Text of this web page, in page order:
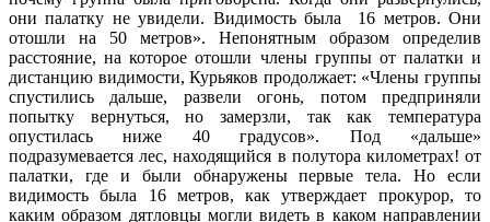
они палатку не увидели. Видимость была 16 метров. Они
отошли на 50 метров». Непонятным образом определив
расстояние, на которое отошли члены группы от палатки и
дистанцию видимости, Курьяков продолжает: «Члены группы
спустились дальше, развели огонь, потом предприняли
попытку вернуться, но замерзли, так как температура
опустилась ниже 40 градусов». Под «дальше»
подразумевается лес, находящийся в полутора километрах! от
палатки, где и были обнаружены первые тела. Но если
видимость была 16 метров, как утверждает прокурор, то
каким образом дятловцы могли видеть в каком направлении